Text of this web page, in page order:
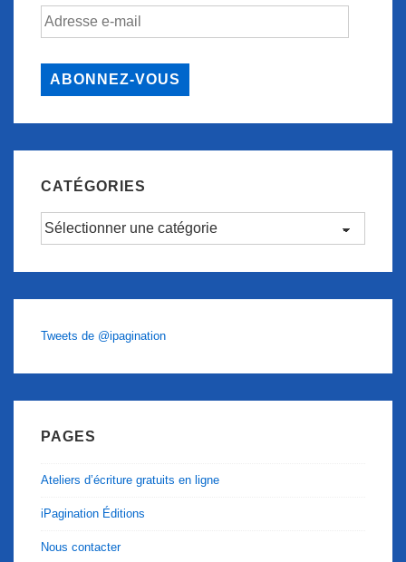
Adresse
ABONNEZ-VOUS
CATÉGORIES
Catégories
Tweets de @ipagination
PAGES
Ateliers d’écriture gratuits en ligne
iPagination Éditions
Nous contacter